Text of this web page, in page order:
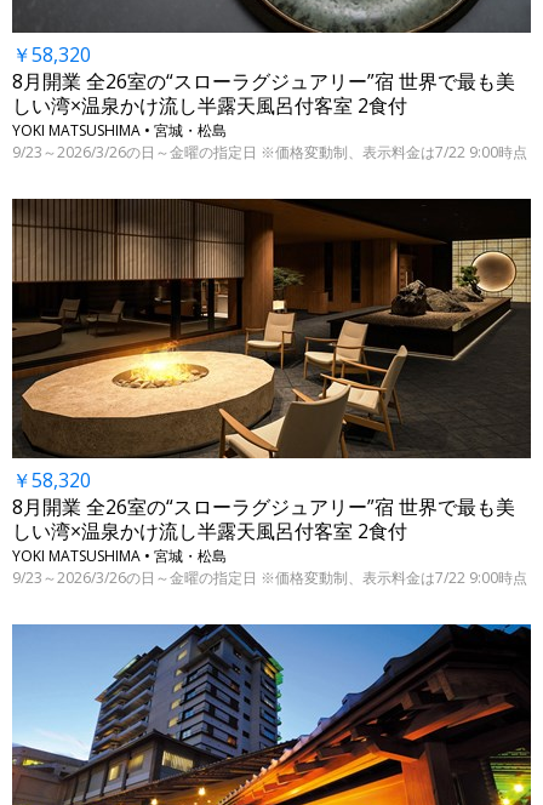
￥58,320
8月開業 全26室の“スローラグジュアリー”宿 世界で最も美
しい湾×温泉かけ流し半露天風呂付客室 2食付
YOKI MATSUSHIMA • 宮城・松島
9/23～2026/3/26の日～金曜の指定日 ※価格変動制、表示料金は7/22 9:00時点
￥58,320
8月開業 全26室の“スローラグジュアリー”宿 世界で最も美
しい湾×温泉かけ流し半露天風呂付客室 2食付
YOKI MATSUSHIMA • 宮城・松島
9/23～2026/3/26の日～金曜の指定日 ※価格変動制、表示料金は7/22 9:00時点